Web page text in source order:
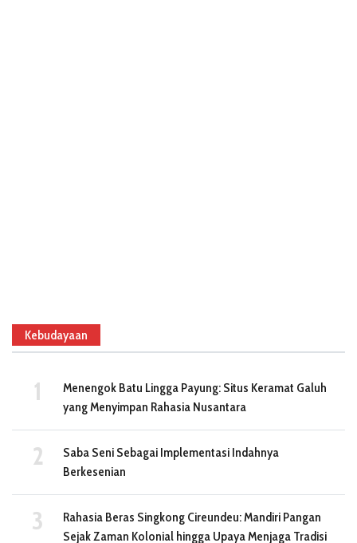
Kebudayaan
Menengok Batu Lingga Payung: Situs Keramat Galuh
yang Menyimpan Rahasia Nusantara
Saba Seni Sebagai Implementasi Indahnya
Berkesenian
Rahasia Beras Singkong Cireundeu: Mandiri Pangan
Sejak Zaman Kolonial hingga Upaya Menjaga Tradisi